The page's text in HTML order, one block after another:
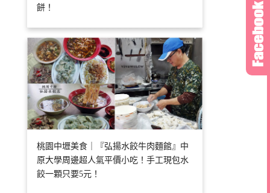
餅！
桃園中壢美食｜『弘揚水餃牛肉麵館』中
原大學周邊超人氣平價小吃！手工現包水
餃一顆只要5元！